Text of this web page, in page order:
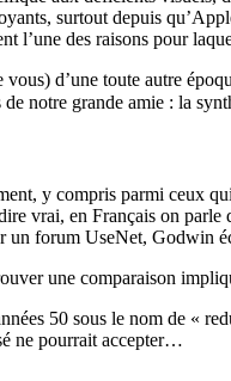
surtout depuis
l’une des raisons pour
d’une toute autre
notre grande amie : la
y compris parmi ceux
vrai, en Français on
un forum UseNet, Godwin
une comparaison
50 sous le nom de «
ne pourrait accepter…